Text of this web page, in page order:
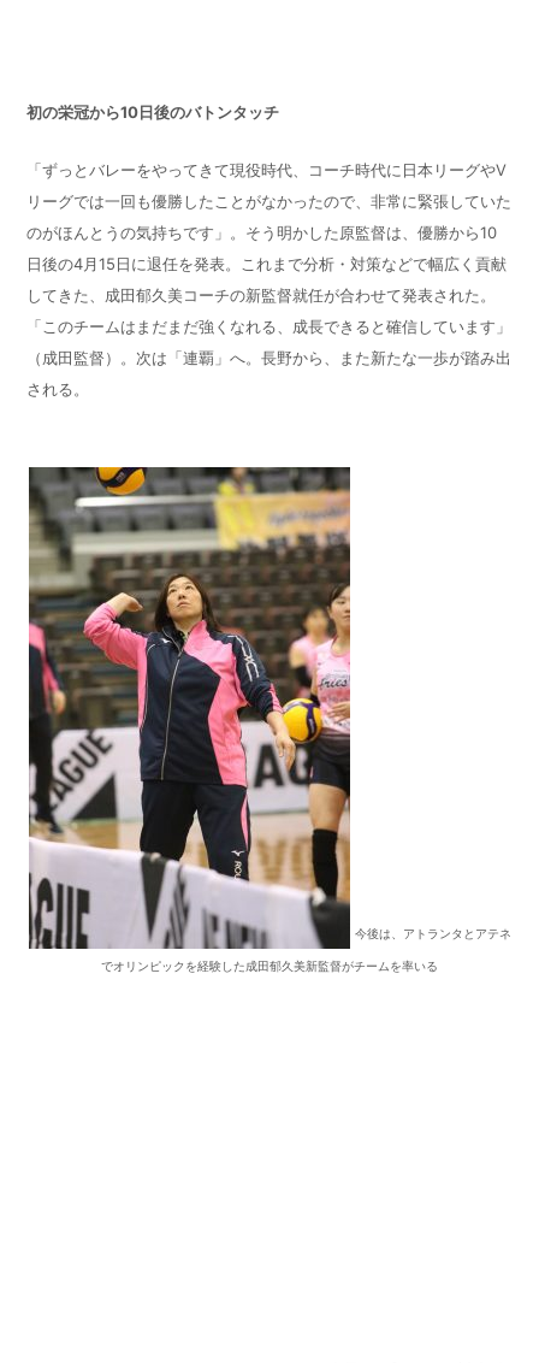
初の栄冠から10日後のバトンタッチ
「ずっとバレーをやってきて現役時代、コーチ時代に日本リーグやV
リーグでは一回も優勝したことがなかったので、非常に緊張していた
のがほんとうの気持ちです」。そう明かした原監督は、優勝から10
日後の4月15日に退任を発表。これまで分析・対策などで幅広く貢献
してきた、成田郁久美コーチの新監督就任が合わせて発表された。
「このチームはまだまだ強くなれる、成長できると確信しています」
（成田監督）。次は「連覇」へ。長野から、また新たな一歩が踏み出
される。
今後は、アトランタとアテネ
でオリンピックを経験した成田郁久美新監督がチームを率いる